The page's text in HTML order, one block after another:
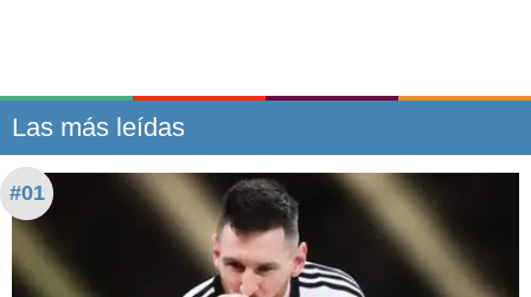
Las más leídas
#01